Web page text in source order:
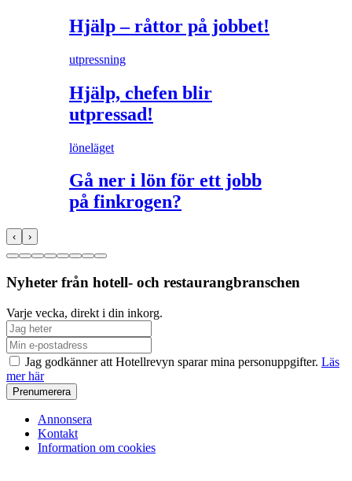
Hjälp – råttor på jobbet!
utpressning
Hjälp, chefen blir
utpressad!
löneläget
Gå ner i lön för ett jobb
på finkrogen?
‹ ›
Nyheter från hotell- och restaurangbranschen
Varje vecka, direkt i din inkorg.
Jag godkänner att Hotellrevyn sparar mina personuppgifter. Läs
mer här
Annonsera
Kontakt
Information om cookies